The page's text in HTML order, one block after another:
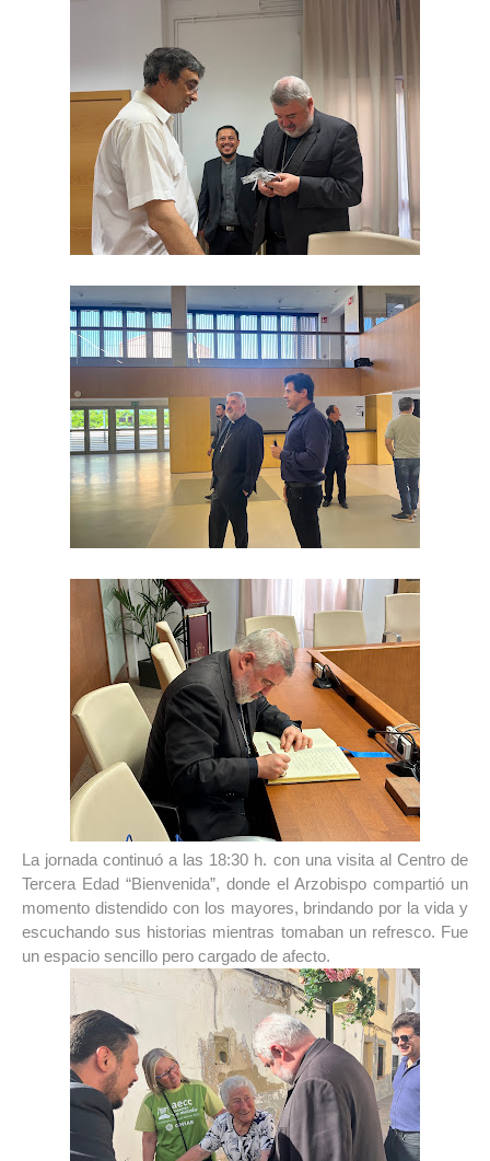
La jornada continuó a las 18:30 h. con una visita al Centro de
Tercera Edad “Bienvenida”, donde el Arzobispo compartió un
momento distendido con los mayores, brindando por la vida y
escuchando sus historias mientras tomaban un refresco. Fue
un espacio sencillo pero cargado de afecto.